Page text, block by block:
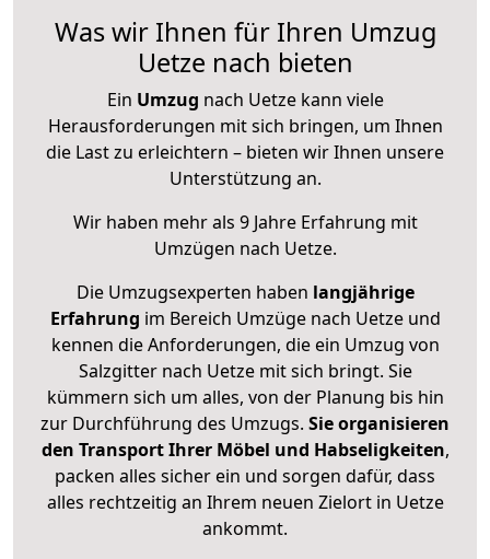
Was wir Ihnen für Ihren Umzug
Uetze nach bieten
Ein Umzug nach Uetze kann viele
Herausforderungen mit sich bringen, um Ihnen
die Last zu erleichtern – bieten wir Ihnen unsere
Unterstützung an.
Wir haben mehr als 9 Jahre Erfahrung mit
Umzügen nach Uetze.
Die Umzugsexperten haben langjährige
Erfahrung im Bereich Umzüge nach Uetze und
kennen die Anforderungen, die ein Umzug von
Salzgitter nach Uetze mit sich bringt. Sie
kümmern sich um alles, von der Planung bis hin
zur Durchführung des Umzugs. Sie organisieren
den Transport Ihrer Möbel und Habseligkeiten,
packen alles sicher ein und sorgen dafür, dass
alles rechtzeitig an Ihrem neuen Zielort in Uetze
ankommt.